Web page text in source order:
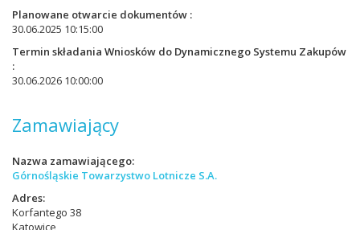
Planowane otwarcie dokumentów
30.06.2025 10:15:00
Termin składania Wniosków do Dynamicznego Systemu Zakupów
30.06.2026 10:00:00
Zamawiający
Nazwa zamawiającego
Górnośląskie Towarzystwo Lotnicze S.A.
Adres
Korfantego 38
Katowice